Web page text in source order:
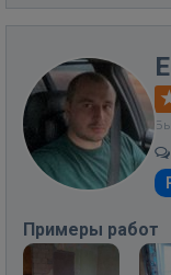
Примеры работ